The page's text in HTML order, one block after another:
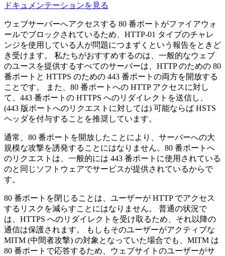
ドキュメンテーションを見る
ウェブサーバーへアクセスする 80 番ポートがファイアウォ
ールでブロックされているため、HTTP-01 タイプのチャレ
ンジを使用している人が問題につまずくという報告をときど
き受けます。 私たちがおすすめするのは、一般的なウェブ
のユースを提供するすべてのサーバーは、HTTP のための 80
番ポートと HTTPS のための 443 番ポートの両方を開放する
ことです。 また、80 番ポートへの HTTP アクセスに対し
て、443 番ポートの HTTPS へのリダイレクトを送信し、
(443 版ポートへのリクエストに対しては) 可能ならば HSTS
ヘッダを付与することを推奨しています。
通常、80 番ポートを開放したことにより、サーバーへの大
規模な攻撃を誘発することにはなりません。80 番ポートへ
のリクエストは、一般的には 443 番ポートに使用されている
のと同じソフトウェアでサービスが提供されているからで
す。
80 番ポートを閉じることは、ユーザーが HTTP でアクセス
するリスクを減らすことにはなりません。 普通の状況で
は、HTTPS へのリダイレクトを受け取るため、それ以降の
通信は保護されます。 もしもそのユーザーがアクティブな
MITM (中間者攻撃) の対象となっていた場合でも、MITM は
80 番ポートで応答するため、ウェブサイトのユーザーがサ